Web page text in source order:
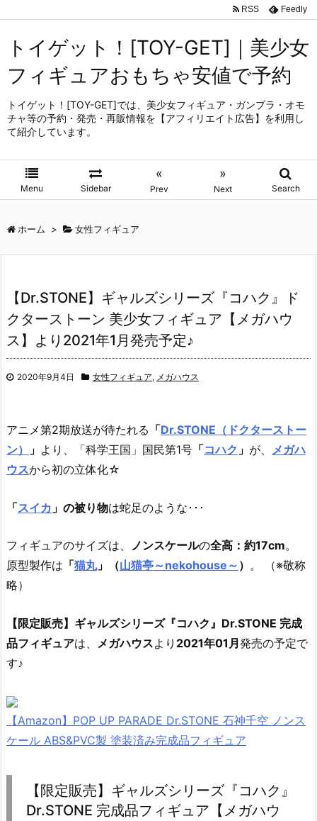
トイゲット！[TOY-GET]｜美少女
フィギュアおもちゃ安値で予約
トイゲット！[TOY-GET]では、美少女フィギュア・ガンプラ・オモ
チャ等の予約・発売・再販情報を【アフィリエイト広告】を利用し
て紹介しています。
Menu Sidebar
«
Prev
»
Next Search
RSS Feedly
ホーム > 女性フィギュア
【Dr.STONE】ギャルズシリーズ『コハク』ド
クターストーン 美少女フィギュア【メガハウ
ス】より2021年1月発売予定♪
2020年9月4日 女性フィギュア, メガハウス
アニメ第2期放送が待たれる 「Dr.STONE（ドクターストー
ン）
」 より、 「科学王国」国民第1号 「コハク 」 が、 メガハ
ウスから初の立体化☆
「スイカ 」の被り物は蛇足のような･･･
フィギュアのサイズは、 ノンスケールの全高：約17cm。
原型製作は 「猫丸」（山猫亭～nekohouse～ ） 。 （※敬称
略）
【限定販売】ギャルズシリーズ『コハク』Dr.STONE 完成
品フィギュアは、 メガハウスより 2021年01月発売の予定で
す♪
【Amazon】POP UP PARADE Dr.STONE 石神千空 ノンス
ケール ABS&PVC製 塗装済み完成品フィギュア
【限定販売】ギャルズシリーズ『コハク』
Dr.STONE 完成品フィギュア【メガハウ